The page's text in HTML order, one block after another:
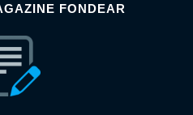
FONDEAR